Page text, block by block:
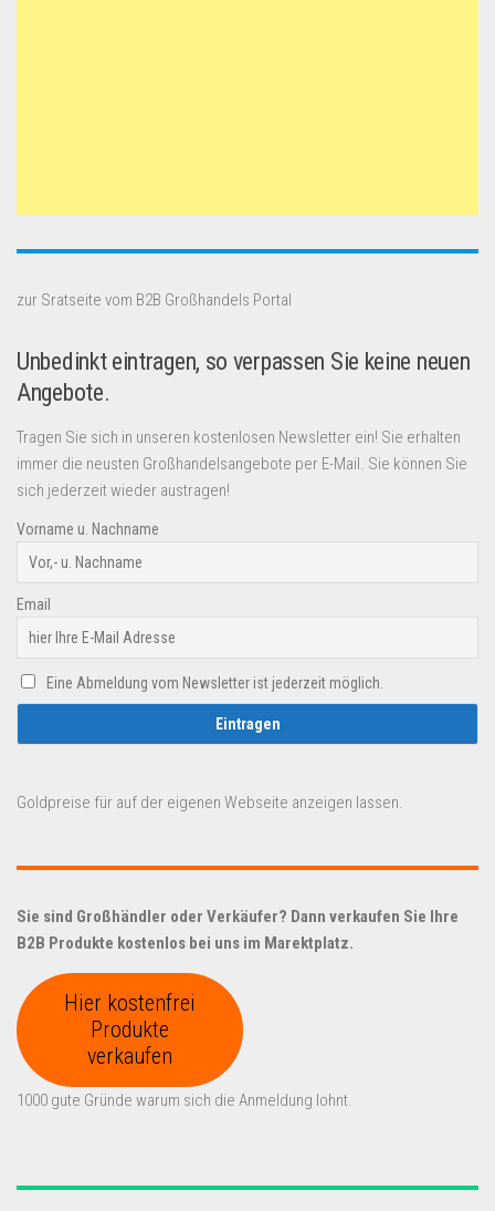
zur Sratseite vom B2B Großhandels Portal
Unbedinkt eintragen, so verpassen Sie keine neuen
Angebote.
Tragen Sie sich in unseren kostenlosen Newsletter ein! Sie erhalten
immer die neusten Großhandelsangebote per E-Mail. Sie können Sie
sich jederzeit wieder austragen!
Vorname u. Nachname
Email
Eine Abmeldung vom Newsletter ist jederzeit möglich.
Goldpreise für auf der eigenen Webseite anzeigen lassen.
Sie sind Großhändler oder Verkäufer? Dann verkaufen Sie Ihre
B2B Produkte kostenlos bei uns im Marektplatz.
Hier kostenfrei
Produkte
verkaufen
1000 gute Gründe warum sich die Anmeldung lohnt.